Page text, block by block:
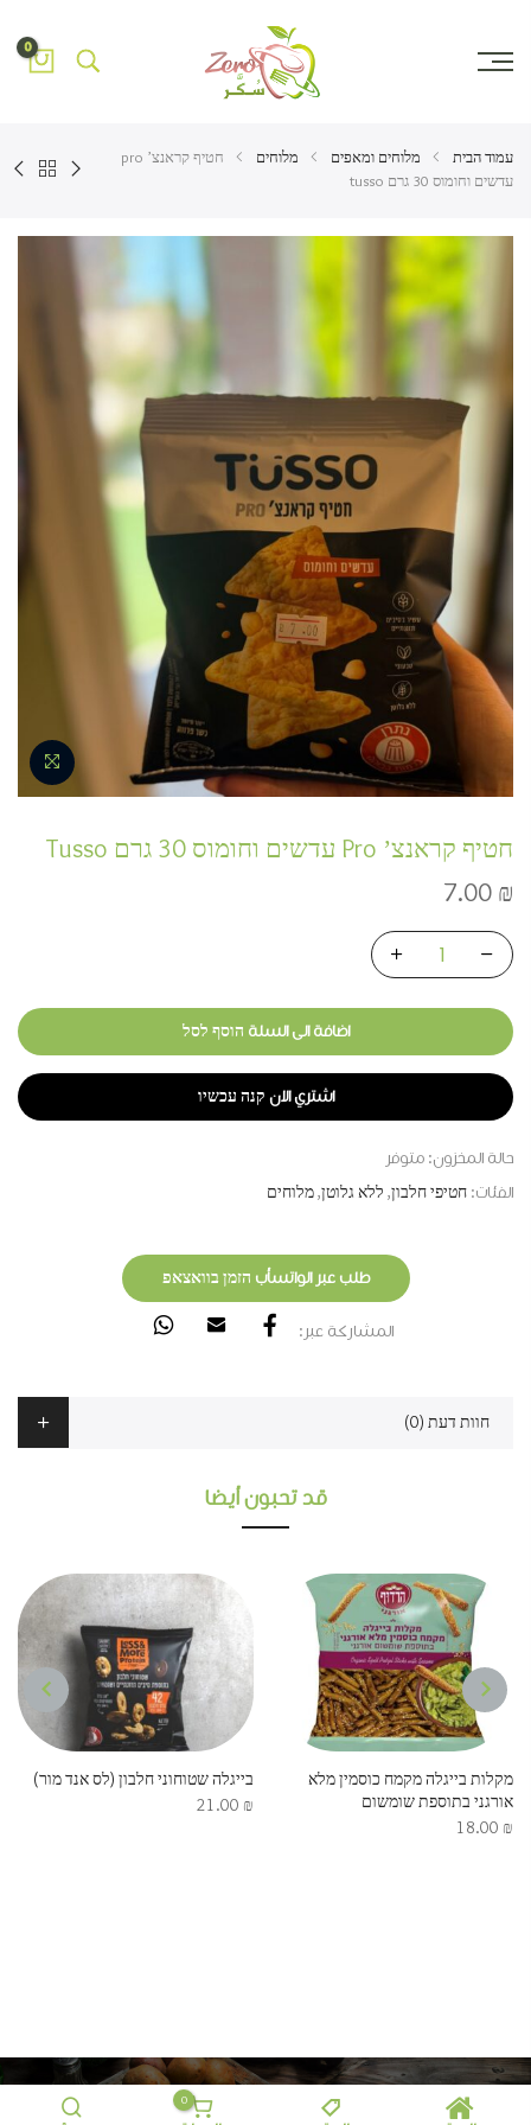
0
עמוד הבית מלוחים ומאפים מלוחים
חטיף קראנצ’ pro
עדשים וחומוס 30 גרם tusso
חטיף קראנצ’ Pro עדשים וחומוס 30 גרם Tusso
7.00 ₪
اضافة الى السلة הוסף לסל
اشتري الان קנה עכשיו
حالة المخزون: متوفر
الفئات: חטיפי חלבון, ללא גלוטן,מלוחים
طلب عبر الواتسأب הזמן בוואצאפ
المشاركة عبر:
חוות דעת (0)
قد تحبون أيضا
PREVIOUS
מקלות בייגלה מקמח כוסמין מלא
אורגני בתוספת שומשום
18.00 ₪
בייגלה שטוחוני חלבון (לס אנד מור)
21.00 ₪
NEXT
0